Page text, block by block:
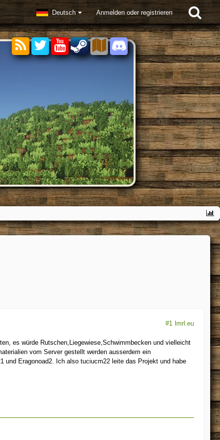
Deutsch Anmelden oder registrieren
#1 lmrl.eu
es würde Rutschen,Liegewiese,Schwimmbecken und vielleicht
vom Server gestellt werden ausserdem ein
und Eragonoad2. Ich also tuciucm22 leite das Projekt und habe